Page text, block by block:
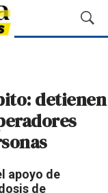
M
o
a
r
detienen
apoyo de
de